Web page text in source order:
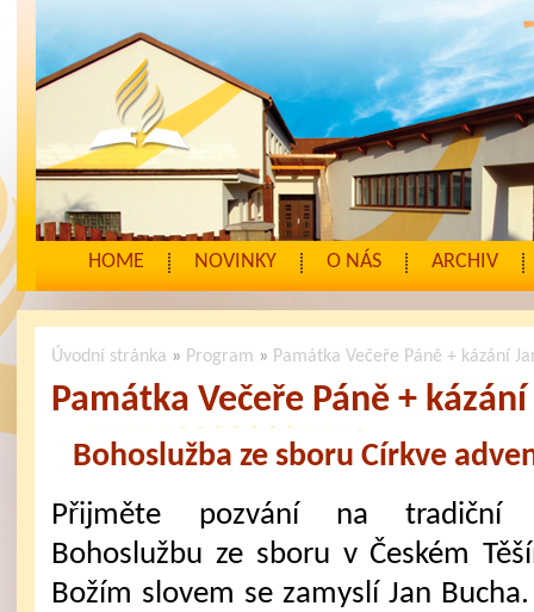
HOME NOVINKY O NÁS ARCHIV
Úvodní stránka » Program » Památka Večeře Páně + kázání
Památka Večeře Páně +
Bohoslužba ze sboru Církve
Přijměte pozvání na tradiční
Bohoslužbu ze sboru v Českém
Božím slovem se zamyslí Jan